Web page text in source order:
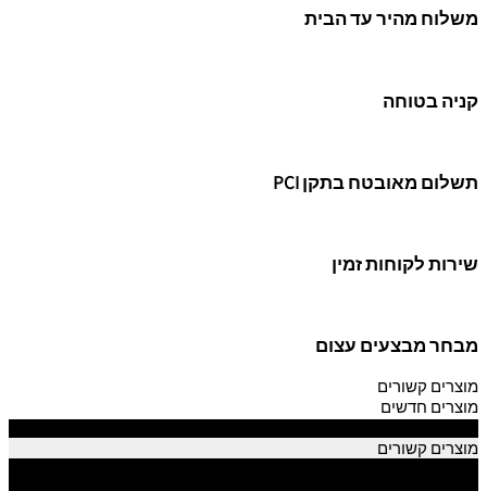
משלוח מהיר עד הבית
קניה בטוחה
תשלום מאובטח בתקן PCI
שירות לקוחות זמין
מבחר מבצעים עצום
מוצרים קשורים
מוצרים חדשים
מוצרים קשורים